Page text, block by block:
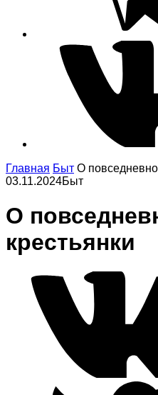
Главная Быт О
03.11.2024Быт
О
крестьянки